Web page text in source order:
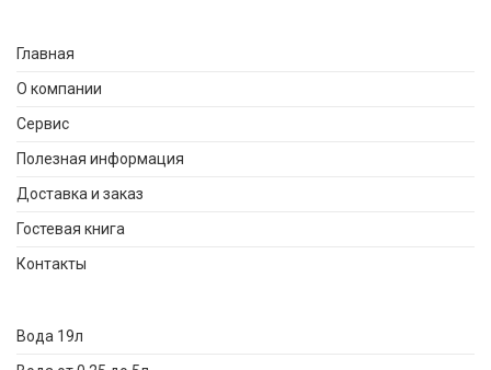
Главная
О компании
Сервис
Полезная информация
Доставка и заказ
Гостевая книга
Контакты
Вода 19л